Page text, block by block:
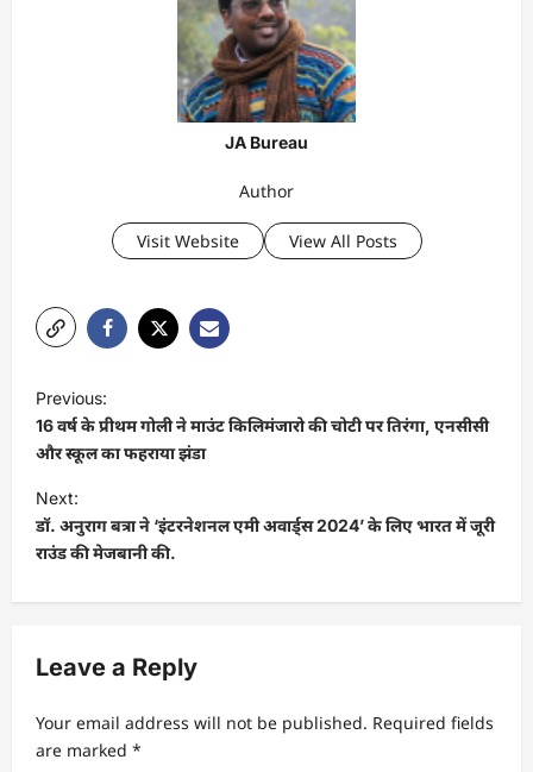
JA Bureau
Author
Visit Website View All Posts
o
s
t
n
a
v
g
a
t
Previous:
16 वर्ष के प्रीथम गोली ने माउंट किलिमंजारो की चोटी पर तिरंगा, एनसीसी
और स्कूल का फहराया झंडा
Next:
डॉ. अनुराग बत्रा ने ‘इंटरनेशनल एमी अवार्ड्स 2024’ के लिए भारत में जूरी
राउंड की मेजबानी की.
Leave a Reply
Your email address will not be published. Required fields
are marked *